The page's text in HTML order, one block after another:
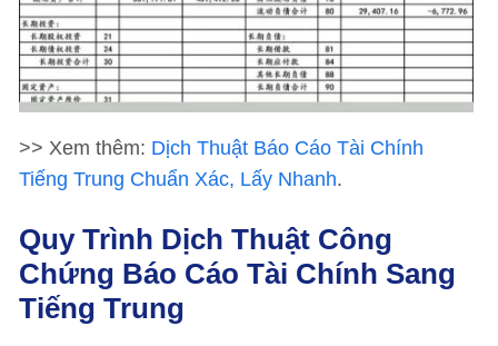
>> Xem thêm: Dịch Thuật Báo Cáo Tài Chính
Tiếng Trung Chuẩn Xác, Lấy Nhanh.
Quy Trình Dịch Thuật Công
Chứng Báo Cáo Tài Chính Sang
Tiếng Trung